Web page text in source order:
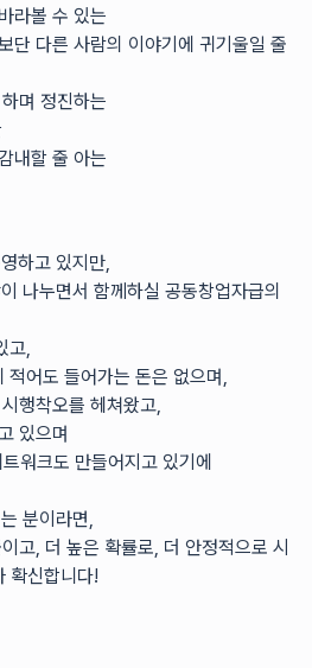
라볼 수 있는
단 다른 사람의 이야기에 귀기울일 줄
며 정진하는
내할 줄 아는
하고 있지만,
나누면서 함께하실 공동창업자급의
고,
어도 들어가는 돈은 없으며,
행착오를 헤쳐왔고,
있으며
워크도 만들어지고 있기에
분이라면,
고, 더 높은 확률로, 더 안정적으로 시
확신합니다!